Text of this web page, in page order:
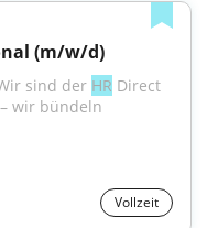
(m/w/d)
sind der HR Direct
wir bündeln
Vollzeit